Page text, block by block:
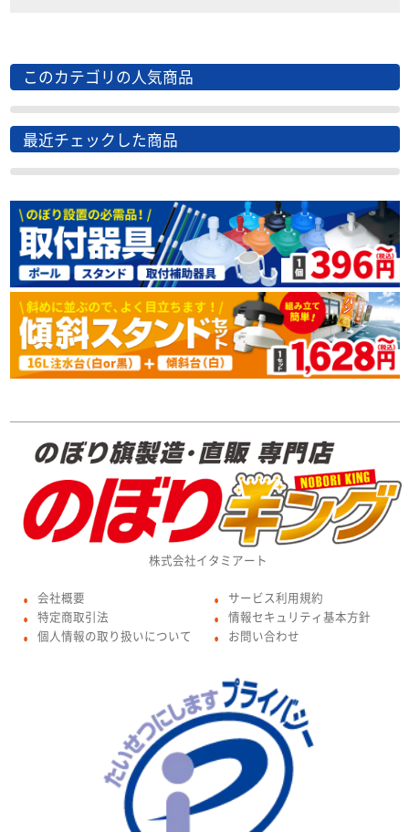
このカテゴリの人気商品
最近チェックした商品
株式会社イタミアート
● 会社概要
● 特定商取引法
● 個人情報の取り扱いについて
● サービス利用規約
● 情報セキュリティ基本方針
● お問い合わせ